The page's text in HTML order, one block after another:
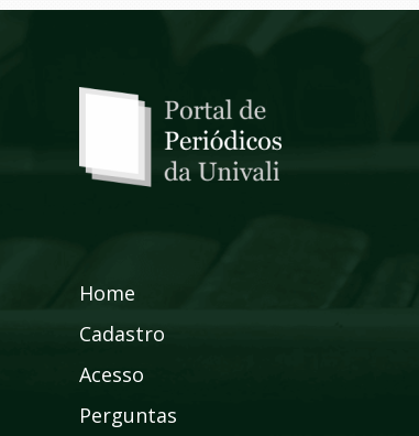
Home
Cadastro
Acesso
Perguntas